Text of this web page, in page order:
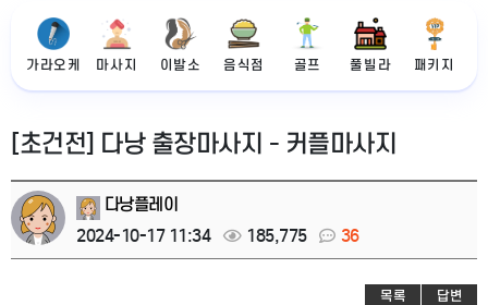
가라오케 마사지 이발소 음식점 골프 풀빌라 패키지
[초건전] 다낭 출장마사지 - 커플마사지
다낭플레이
2024-10-17 11:34
185,775 36
목록 답변